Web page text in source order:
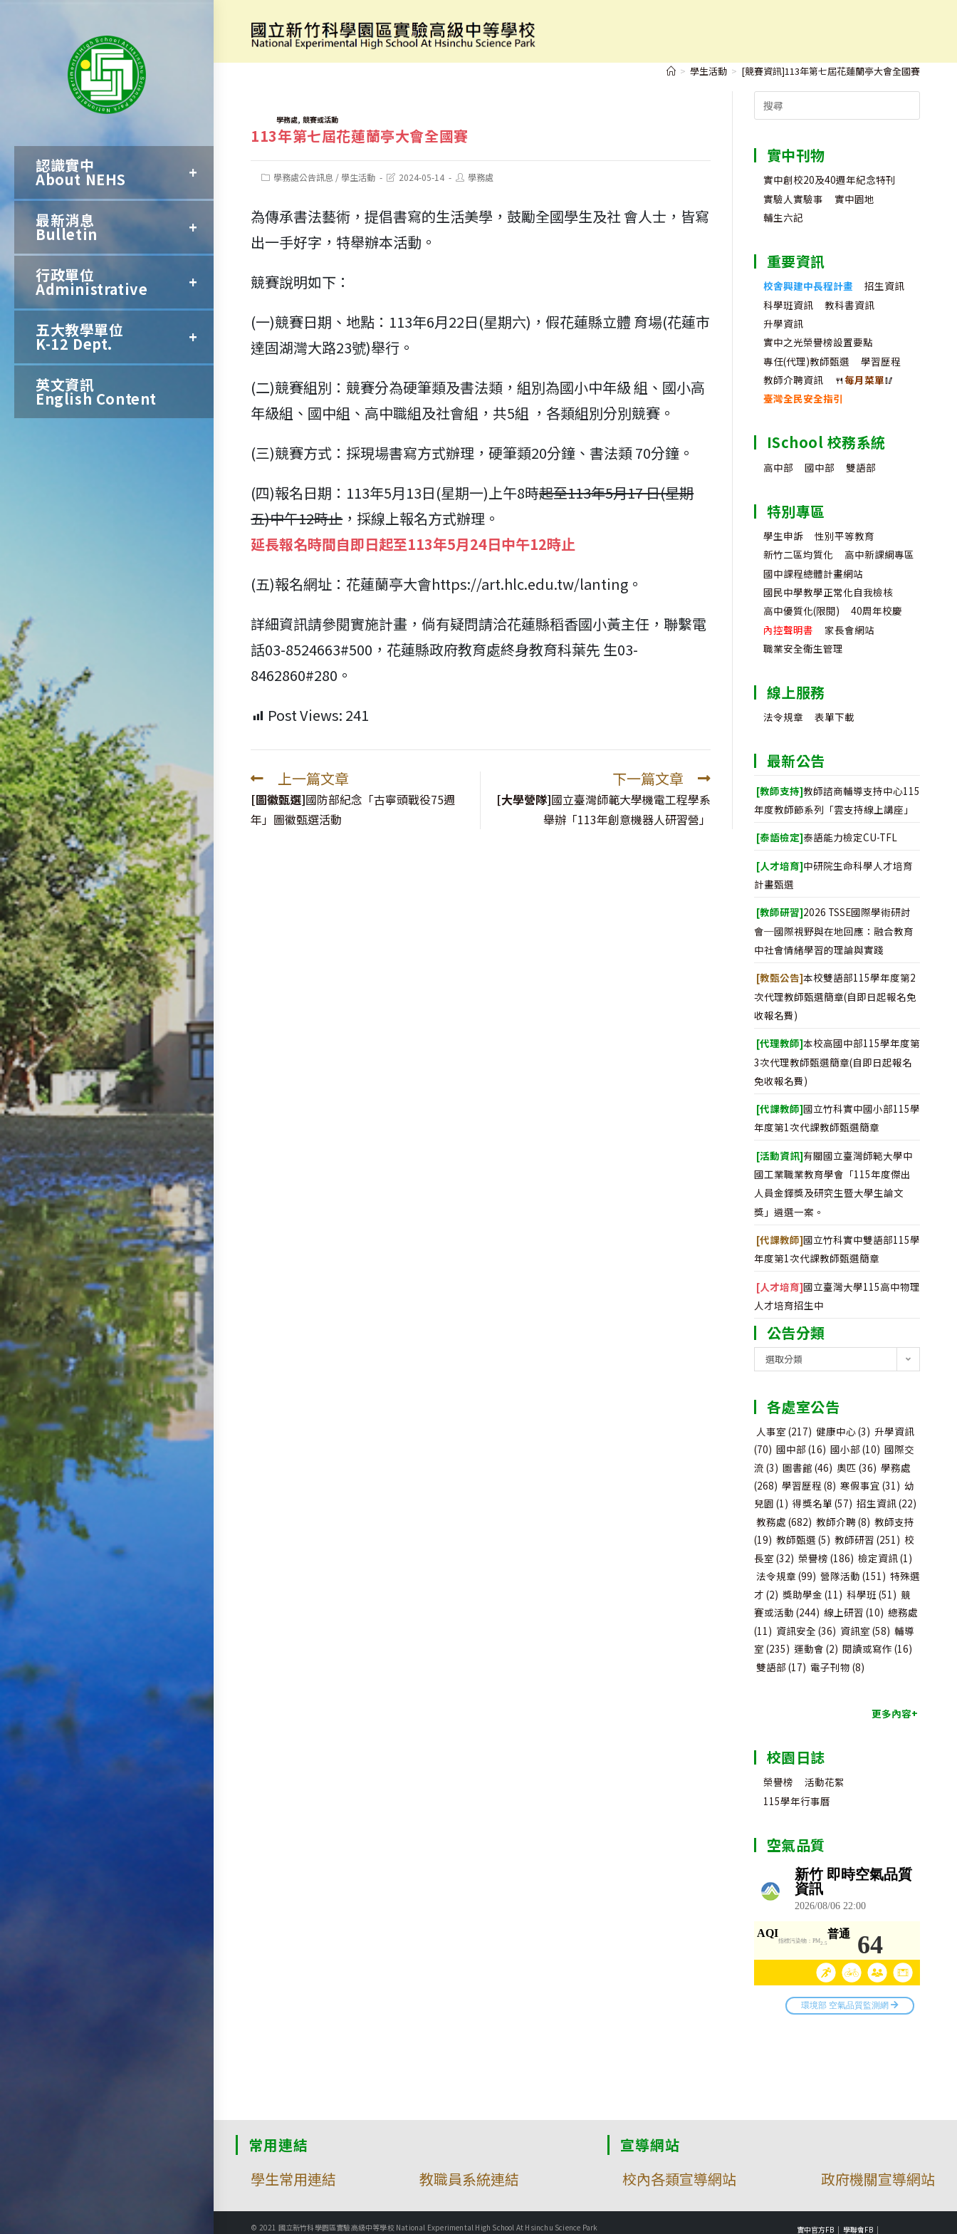
至
認識實中
About NEHS
最新消息
Bulletin
行政單位
Administrative
五大教學單位
K-12 Dept.
英文資訊
English Content
[競賽資訊]113年第七屆花蓮蘭亭大會全國賽
> 學生活動 > [競賽資訊]113年第七屆花蓮蘭亭大會全國賽
TAGS:學務處, 競賽或活動
113年第七屆花蓮蘭亭大會全國賽
Post學務處公告訊息 / 學生活動
Post2024-05-14
Post學務處
為傳承書法藝術，提倡書寫的生活美學，鼓勵全國學生及社 會人士，皆寫
出一手好字，特舉辦本活動。
競賽說明如下：
(一)競賽日期、地點：113年6月22日(星期六)，假花蓮縣立體 育場(花蓮市
達固湖灣大路23號)舉行。
(二)競賽組別：競賽分為硬筆類及書法類，組別為國小中年級 組、國小高
年級組、國中組、高中職組及社會組，共5組 ，各類組別分別競賽。
(三)競賽方式：採現場書寫方式辦理，硬筆類20分鐘、書法類 70分鐘。
(四)報名日期：113年5月13日(星期一)上午8時起至113年5月17 日(星期
五)中午12時止，採線上報名方式辦理。
延長報名時間自即日起至113年5月24日中午12時止
(五)報名網址：花蓮蘭亭大會https://art.hlc.edu.tw/lanting。
詳細資訊請參閱實施計畫，倘有疑問請洽花蓮縣稻香國小黃主任，聯繫電
話03-8524663#500，花蓮縣政府教育處終身教育科葉先 生03-
8462860#280。
Post Views: 241
Read
more
articles
上一篇文章
[圖徽甄選]國防部紀念「古寧頭戰役75週
年」圖徽甄選活動
下一篇文章
[大學營隊]國立臺灣師範大學機電工程學系
舉辦「113年創意機器人研習營」
Search
for:
實中刊物
實中創校20及40週年紀念特刊
實驗人實驗事
實中園地
輔生六記
重要資訊
校舍興建中長程計畫
招生資訊
科學班資訊
教科書資訊
升學資訊
實中之光榮譽榜設置要點
專任(代理)教師甄選
學習歷程
教師介聘資訊
🍴每月菜單🥢
臺灣全民安全指引
ISchool 校務系統
高中部 國中部 雙語部
特別專區
學生申訴
性別平等教育
新竹二區均質化
高中新課綱專區
國中課程總體計畫網站
國民中學教學正常化自我檢核
高中優質化(限閱)
40周年校慶
內控聲明書
家長會網站
職業安全衛生管理
線上服務
法令規章 表單下載
最新公告
[教師支持]教師諮商輔導支持中心115
年度教師節系列「雲支持線上講座」
[泰語檢定]泰語能力檢定CU-TFL
[人才培育]中研院生命科學人才培育
計畫甄選
[教師研習]2026 TSSE國際學術研討
會─國際視野與在地回應：融合教育
中社會情緒學習的理論與實踐
[教甄公告]本校雙語部115學年度第2
次代理教師甄選簡章(自即日起報名免
收報名費)
[代理教師]本校高國中部115學年度第
3次代理教師甄選簡章(自即日起報名
免收報名費)
[代課教師]國立竹科實中國小部115學
年度第1次代課教師甄選簡章
[活動資訊]有關國立臺灣師範大學中
國工業職業教育學會「115年度傑出
人員金鐸獎及研究生暨大學生論文
獎」遴選一案。
[代課教師]國立竹科實中雙語部115學
年度第1次代課教師甄選簡章
[人才培育]國立臺灣大學115高中物理
人才培育招生中
公告分類
告
類
選取分類
各處室公告
人事室 (217) 健康中心(3) 升學資訊
(70) 國中部 (16) 國小部 (10) 國際交
流 (3) 圖書館 (46) 奧匹 (36) 學務處
(268) 學習歷程 (8) 寒假事宜 (31) 幼
兒園 (1) 得獎名單 (57) 招生資訊(22)
教務處 (682) 教師介聘(8) 教師支持
(19) 教師甄選 (5) 教師研習 (251) 校
長室 (32) 榮譽榜 (186) 檢定資訊(1)
法令規章 (99) 營隊活動 (151) 特殊選
才 (2) 獎助學金 (11) 科學班 (51) 競
賽或活動 (244) 線上研習 (10) 總務處
(11) 資訊安全 (36) 資訊室 (58) 輔導
室 (235) 運動會 (2) 閱讀或寫作 (16)
雙語部 (17) 電子刊物 (8)
更多內容+
校園日誌
榮譽榜
活動花絮
115學年行事曆
空氣品質
常用連結
學生常用連結
教職員系統連結
宣導網站
校內各類宣導網站
政府機關宣導網站
實中官方FB 學聯會FB
© 2021 國立新竹科學園區實驗高級中等學校 National Experimental High School At Hsinchu Science Park